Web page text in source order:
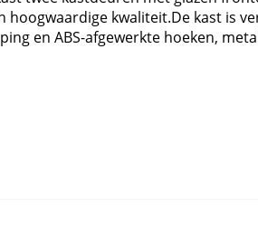
kwaliteit.De kast is
en ABS-afgewerkte hoeken,